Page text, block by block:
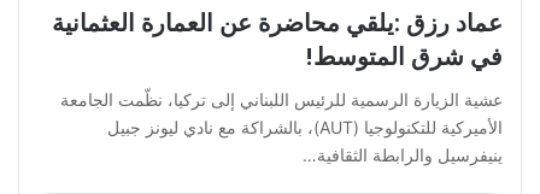
عماد رزق :يلقي محاضرة عن العمارة العثمانية
في شرق المتوسط!
عشية الزيارة الرسمية للرئيس اللبناني إلى تركيا، نظّمت الجامعة
الأميركية للتكنولوجيا (AUT)، بالشراكة مع نادي ليونز جبيل
ينيفرسيل والرابطة الثقافية…